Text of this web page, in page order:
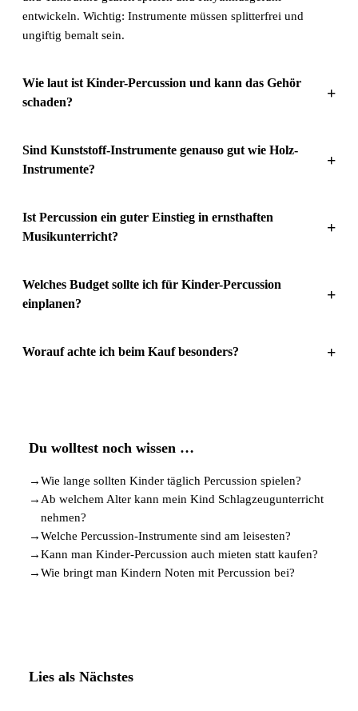
entwickeln. Wichtig: Instrumente müssen splitterfrei und
ungiftig bemalt sein.
Wie laut ist Kinder-Percussion und kann das Gehör
schaden?
+
Sind Kunststoff-Instrumente genauso gut wie Holz-
Instrumente?
+
Ist Percussion ein guter Einstieg in ernsthaften
Musikunterricht?
+
Welches Budget sollte ich für Kinder-Percussion
einplanen?
+
Worauf achte ich beim Kauf besonders? +
Du wolltest noch wissen …
→Wie lange sollten Kinder täglich Percussion spielen?
→ Ab welchem Alter kann mein Kind Schlagzeugunterricht
nehmen?
→Welche Percussion-Instrumente sind am leisesten?
→Kann man Kinder-Percussion auch mieten statt kaufen?
→Wie bringt man Kindern Noten mit Percussion bei?
Lies als Nächstes